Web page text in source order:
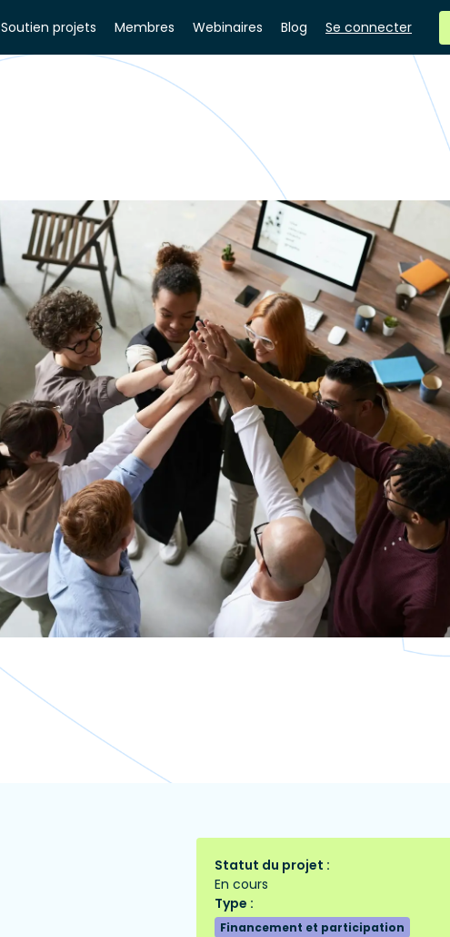
Soutien projets Membres Webinaires Blog Se connecter
Statut du projet :
En cours
Type :
Financement et participation